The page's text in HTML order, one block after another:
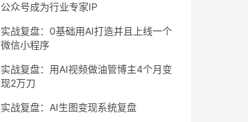
公众号成为行业专家IP
实战复盘：0基础用AI打造并且上线一个
微信小程序
实战复盘：用AI视频做油管博主4个月变
现2万刀
实战复盘：AI生图变现系统复盘